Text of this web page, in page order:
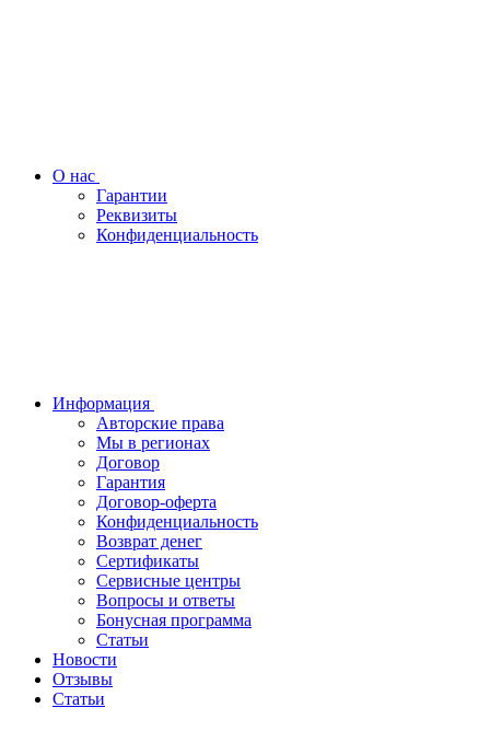
О нас
Гарантии
Реквизиты
Конфиденциальность
Информация
Авторские права
Мы в регионах
Договор
Гарантия
Договор-оферта
Конфиденциальность
Возврат денег
Сертификаты
Сервисные центры
Вопросы и ответы
Бонусная программа
Статьи
Новости
Отзывы
Статьи